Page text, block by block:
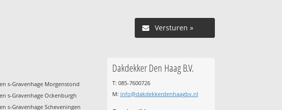
Versturen »
s-Gravenhage Morgenstond
s-Gravenhage Ockenburgh
s-Gravenhage Scheveningen
Dakdekker Den Haag B.V.
T: 085-7600726
M: info@dakdekkerdenhaagbv.nl